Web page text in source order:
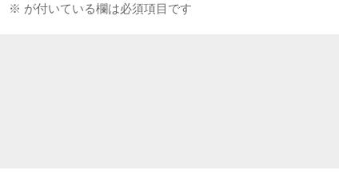
※ が付いている欄は必須項目です